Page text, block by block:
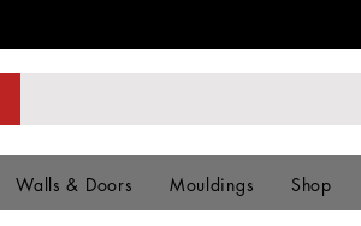
Walls & Doors Mouldings Shop